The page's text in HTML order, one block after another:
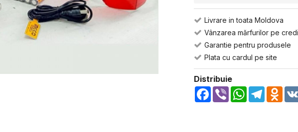
Livrare in toata Moldova
Vânzarea mărfurilor pe
Garantie pentru produsele
Plata cu cardul pe site
Distribuie
Facebook
Viber WhatsApp
Telegram